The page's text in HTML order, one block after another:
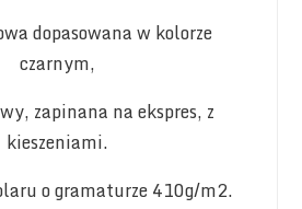
dopasowana w kolorze
czarnym,
zapinana na ekspres, z
kieszeniami.
o gramaturze 410g/m2.